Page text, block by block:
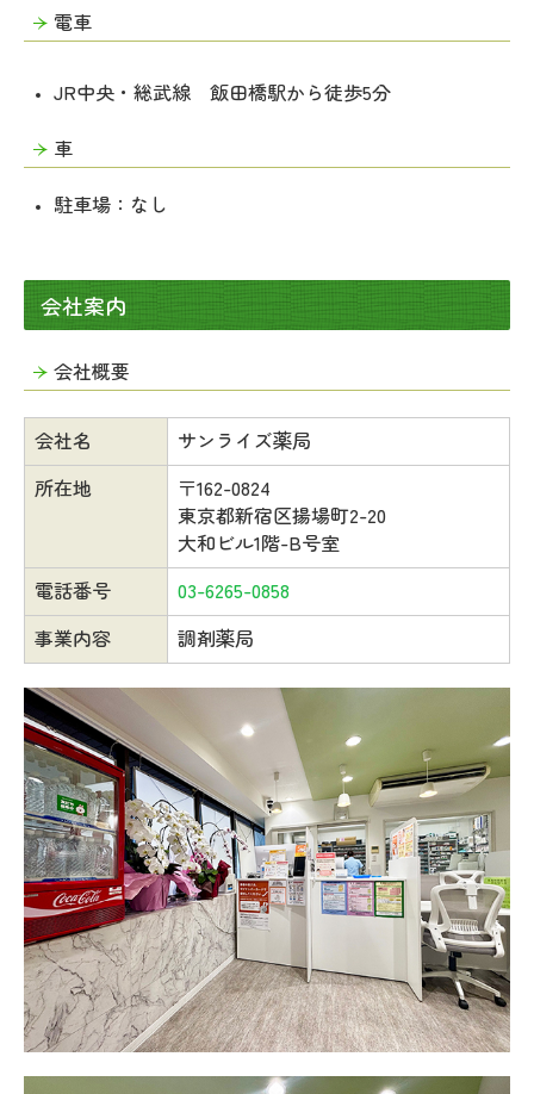
電車
JR中央・総武線 飯田橋駅から徒歩5分
車
駐車場：なし
会社案内
会社概要
会社名
サンライズ薬局
所在地
〒162-0824
東京都新宿区揚場町2-20
大和ビル1階-B号室
電話番号
03-6265-0858
事業内容
調剤薬局